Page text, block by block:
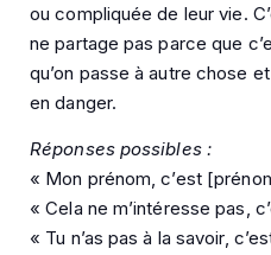
ou compliquée de leur vie.
ne partage pas parce que
qu’on passe à autre chose
en danger.
Réponses possibles :
« Mon prénom, c’est
« Cela ne m’intéresse pas,
« Tu n’as pas à la savoir,